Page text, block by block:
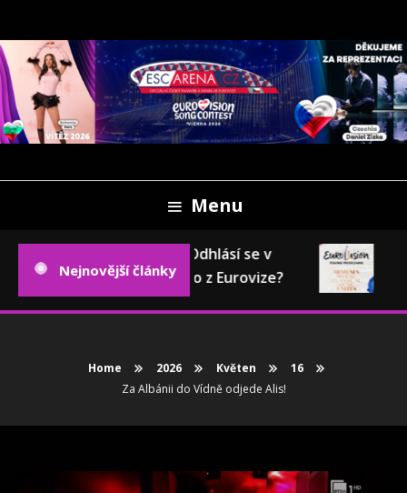
To
Content
ESCARENA.CZ
Menu
Nejnovější články
Eurovizní pokec: Odhlásí se v
příštím roce Česko z Eurovize?
Home 2026 Květen
16
Za Albánii do Vídně odjede Alis!